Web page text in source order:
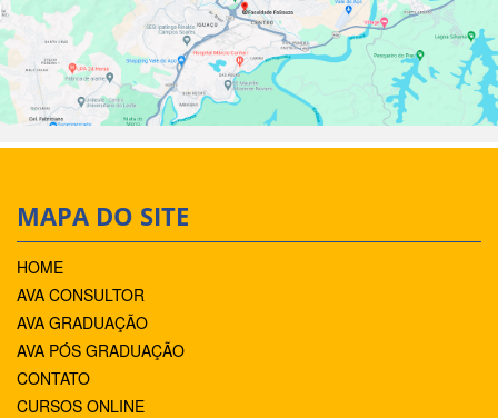
MAPA DO SITE
HOME
AVA CONSULTOR
AVA GRADUAÇÃO
AVA PÓS GRADUAÇÃO
CONTATO
CURSOS ONLINE